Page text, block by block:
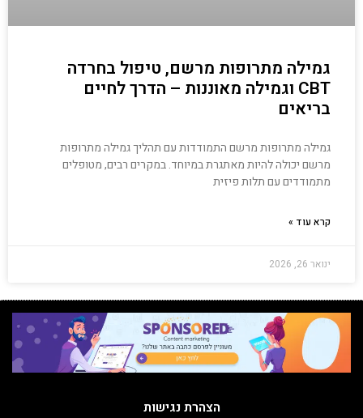
גמילה מתרופות מרשם, טיפול בחרדה
CBT וגמילה מאוננות – הדרך לחיים
בריאים
גמילה מתרופות מרשם התמודדות עם תהליך גמילה מתרופות
מרשם יכולה להיות מאתגרת במיוחד. במקרים רבים, מטופלים
מתמודדים עם תלות פיזית
קרא עוד »
ינואר 26, 2026
הצהרת נגישות